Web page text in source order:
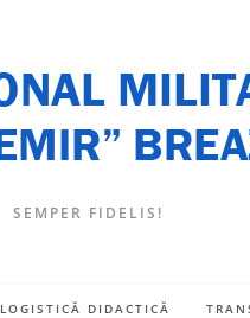
SEMPER FIDELIS!
LOGISTICĂ DIDACTICĂ